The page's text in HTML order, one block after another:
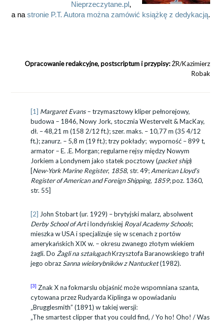
Nieprzeczytane.pl ,
a nastronie P.T. Autora można zamówić książkę z dedykacją.
Opracowanie redakcyjne, postscriptum i przypisy:ŻR/Kazimierz
Robak
[1] Margaret Evans– trzymasztowy kliper pełnorejowy,
budowa – 1846, Nowy Jork, stocznia Westervelt & MacKay,
dł. – 48,21 m (158 2/12 ft.); szer. maks. – 10,77 m (35 4/12
ft.); zanurz. – 5,8 m (19 ft.); trzy pokłady; wyporność – 899 t,
armator – E. .E. Morgan; regularne rejsy między Nowym
Jorkiem a Londynem jako statek pocztowy (packet ship)
[New-York Marine Register, 1858, str. 49; American Lloyd’s
Register of American and Foreign Shipping, 1859; poz. 1360,
str. 55]
[2] John Stobart (ur. 1929) – brytyjski malarz, absolwent
Derby School of Arti londyńskiej Royal Academy Schools;
mieszka w USA i specjalizuje się w scenach z portów
amerykańskich XIX w. – okresu zwanego złotym wiekiem
żagli. DoŻagli na sztalugachKrzysztofa Baranowskiego trafił
jego obraz Sanna wielorybników z Nantucket(1982).
[3] Znak X na fokmarslu objaśnić może wspomniana szanta,
cytowana przez Rudyarda Kiplinga w opowiadaniu
„Brugglesmith” (1891) w takiej wersji:
„The smartest clipper that you could find, /Yo ho! Oho! /Was